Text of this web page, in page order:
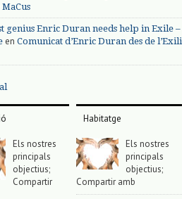
genius Enric Duran needs help in Exile –
en Comunicat d’Enric Duran des de l’Exili
Els nostres
principals
objectius;
Compartir
Habitatge
Els nostres
principals
objectius;
Compartir amb